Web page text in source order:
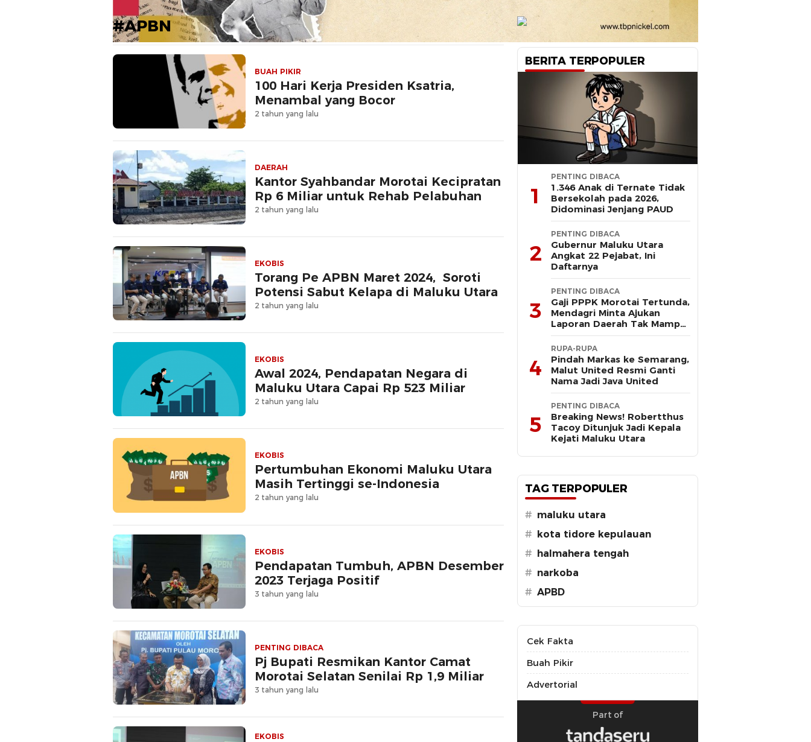
#APBN
BUAH PIKIR
100 Hari Kerja Presiden Ksatria,
Menambal yang Bocor
2 tahun yang lalu
DAERAH
Kantor Syahbandar Morotai Kecipratan
Rp 6 Miliar untuk Rehab Pelabuhan
2 tahun yang lalu
EKOBIS
Torang Pe APBN Maret 2024, Soroti
Potensi Sabut Kelapa di Maluku Utara
2 tahun yang lalu
EKOBIS
Awal 2024, Pendapatan Negara di
Maluku Utara Capai Rp 523 Miliar
2 tahun yang lalu
EKOBIS
Pertumbuhan Ekonomi Maluku Utara
Masih Tertinggi se-Indonesia
2 tahun yang lalu
EKOBIS
Pendapatan Tumbuh, APBN Desember
2023 Terjaga Positif
3 tahun yang lalu
PENTING DIBACA
Pj Bupati Resmikan Kantor Camat
Morotai Selatan Senilai Rp 1,9 Miliar
3 tahun yang lalu
EKOBIS
BERITA TERPOPULER
1
PENTING DIBACA
1.346 Anak di Ternate Tidak
Bersekolah pada 2026,
Didominasi Jenjang PAUD
2
PENTING DIBACA
Gubernur Maluku Utara
Angkat 22 Pejabat, Ini
Daftarnya
3
PENTING DIBACA
Gaji PPPK Morotai Tertunda,
Mendagri Minta Ajukan
Laporan Daerah Tak Mampu
Bayar Pegawai
4
RUPA-RUPA
Pindah Markas ke Semarang,
Malut United Resmi Ganti
Nama Jadi Java United
5
PENTING DIBACA
Breaking News! Robertthus
Tacoy Ditunjuk Jadi Kepala
Kejati Maluku Utara
TAG TERPOPULER
# maluku utara
#
kota tidore kepulauan
#
halmahera tengah
# narkoba
# APBD
Cek Fakta
Buah Pikir
Advertorial
Part of